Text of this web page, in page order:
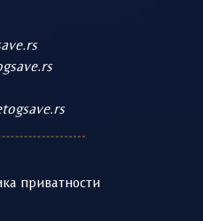
приватности